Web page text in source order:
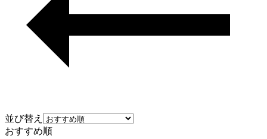
並び替え
おすすめ順